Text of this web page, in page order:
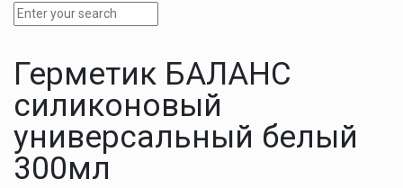
Герметик БАЛАНС
силиконовый
универсальный белый
300мл